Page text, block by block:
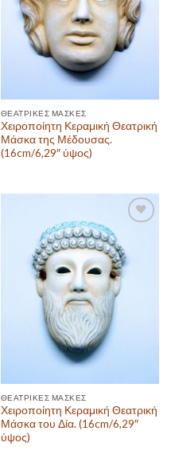
ΘΕΑΤΡΙΚΈΣ ΜΆΣΚΕΣ
Χειροποίητη Κεραμική Θεατρική
Μάσκα της Μέδουσας.
(16cm/6,29″ ύψος)
Πρόσθεσε
στην λίστα
επιθυμιών
ΘΕΑΤΡΙΚΈΣ ΜΆΣΚΕΣ
Χειροποίητη Κεραμική Θεατρική
Μάσκα του Δία. (16cm/6,29″
ύψος)